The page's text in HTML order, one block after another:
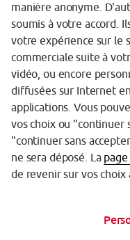
Protection des
Politique cookies
Sécurité
Tarifs
Mentions légales
Réglementation
Accessibilité
manière anonyme.
soumis à votre accord.
votre expérience sur le
commerciale suite à
vidéo, ou encore
diffusées sur Internet
applications. Vous
vos choix ou "continuer
"continuer sans
ne sera déposé. La
de revenir sur vos choix